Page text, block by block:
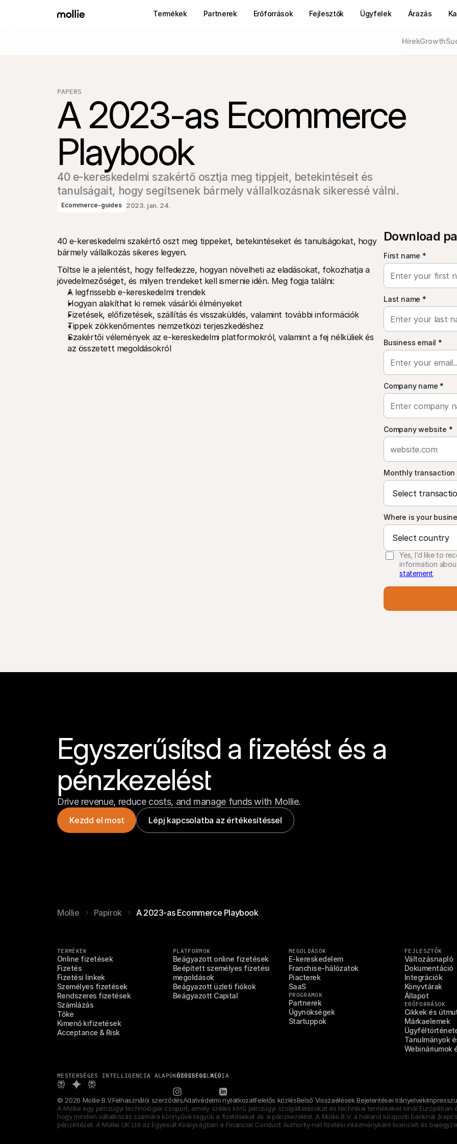
Termékek Partnerek Erőforrások Fejlesztők Ügyfelek Árazás
HírekGrowth
PAPERS
A 2023-as Ecommerce
Playbook
40 e-kereskedelmi szakértő osztja meg tippjeit, betekintéseit és
tanulságait, hogy segítsenek bármely vállalkozásnak sikeressé válni.
Ecommerce-guides 2023. jan. 24.
40 e-kereskedelmi szakértő oszt meg tippeket, betekintéseket és tanulságokat, hogy
bármely vállalkozás sikeres legyen.
Töltse le a jelentést, hogy felfedezze, hogyan növelheti az eladásokat, fokozhatja a
jövedelmezőséget, és milyen trendeket kell ismernie idén. Meg fogja találni:
A legfrissebb e-kereskedelmi trendek
Hogyan alakíthat ki remek vásárlói élményeket
Fizetések, előfizetések, szállítás és visszaküldés, valamint további információk
Tippek zökkenőmentes nemzetközi terjeszkedéshez
Szakértői vélemények az e-kereskedelmi platformokról, valamint a fej nélküliek és
az összetett megoldásokról
Download
First name *
Last name *
Business email *
Company name *
Company website *
Monthly transaction
Where is your
Yes, I’d like to
information
statement.
Egyszerűsítsd a fizetést és a
pénzkezelést
Drive revenue, reduce costs, and manage funds with Mollie.
Kezdd el most Lépj kapcsolatba az értékesítéssel
Mollie Papírok A 2023-as Ecommerce Playbook
TERMÉKEK
Online fizetések
Fizetés
Fizetési linkek
Személyes fizetések
Rendszeres fizetések
Számlázás
Tőke
Kimenő kifizetések
Acceptance & Risk
PLATFORMOK
Beágyazott online fizetések
Beépített személyes fizetési
megoldások
Beágyazott üzleti fiókok
Beágyazott Capital
MEGOLDÁSOK
E-kereskedelem
Franchise-hálózatok
Piacterek
SaaS
PROGRAMOK
Partnerek
Ügynökségek
Startuppok
FEJLESZTŐK
Változásnapló
Dokumentáció
Integrációk
Könyvtárak
Állapot
ERŐFORRÁSOK
Cikkek és
Márkaelemek
Tanulmányok
Webináriumok
MESTERSÉGES INTELLIGENCIA ALAPÚ ÖSSZEFOGLALÓ
KÖZÖSSÉGI MÉDIA
© 2026 Mollie B.V.Felhasználói szerződésAdatvédelmi nyilatkozatFelelős közlésBelső Visszaélések Bejelentései Irányelvek
A Mollie egy pénzügyi technológiai csoport, amely széles körű pénzügyi szolgáltatásokat és technikai termékeket kínál Európában
hogy minden vállalkozás számára könnyűvé tegyük a fizetéseket és a pénzkezelést. A Mollie B.V. a holland központi banknál
pénzintézet. A Mollie UK Ltd az Egyesült Királyságban a Financial Conduct Authority-nél fizetési intézményként licencelt és